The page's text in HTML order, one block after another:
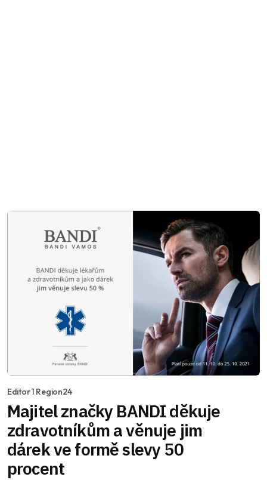
Editor 1 Region24
Majitel značky BANDI děkuje
zdravotníkům a věnuje jim
dárek ve formě slevy 50
procent